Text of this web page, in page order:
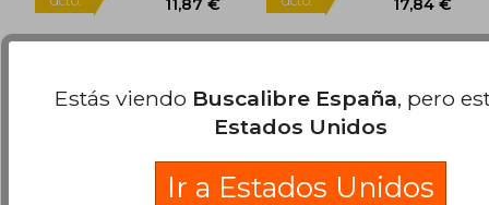
Estás viendo Buscalibre España, pero
Estados Unidos
Ir a Estados Unidos